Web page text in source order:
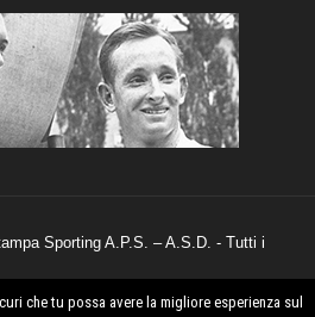
Sporting A.P.S. – A.S.D. - Tutti i
che tu possa avere la migliore esperienza sul